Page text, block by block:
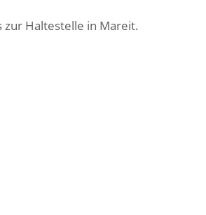
zur Haltestelle in Mareit.